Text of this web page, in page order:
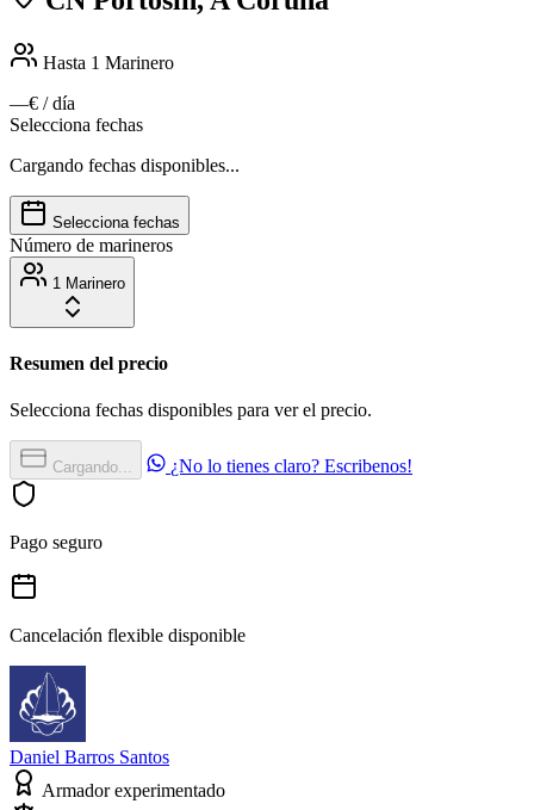
Hasta 1 Marinero
—€ / día
Selecciona fechas
Cargando fechas disponibles...
Selecciona fechas
Número de marineros
1 Marinero
Resumen del precio
Selecciona fechas disponibles para ver el precio.
Cargando... ¿No lo tienes claro? Escribenos!
Pago seguro
Cancelación flexible disponible
Daniel Barros Santos
Armador experimentado